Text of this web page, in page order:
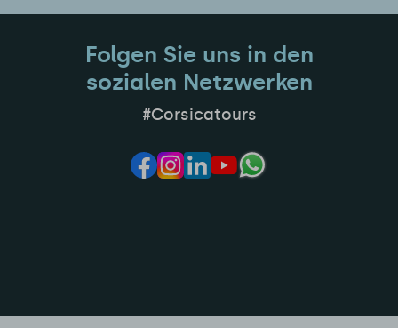
Folgen Sie uns in den
sozialen Netzwerken
#Corsicatours